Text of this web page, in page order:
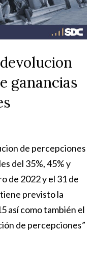
ganancias
de percepciones
del 35%, 45% y
de 2022 y el 31 de
previsto la
así como también el
de percepciones”